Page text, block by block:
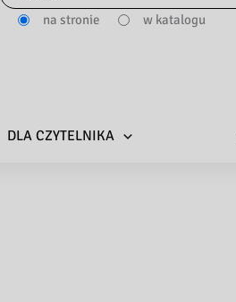
dla:
na stronie w katalogu
DLA CZYTELNIKA